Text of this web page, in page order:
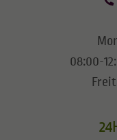
08:00-